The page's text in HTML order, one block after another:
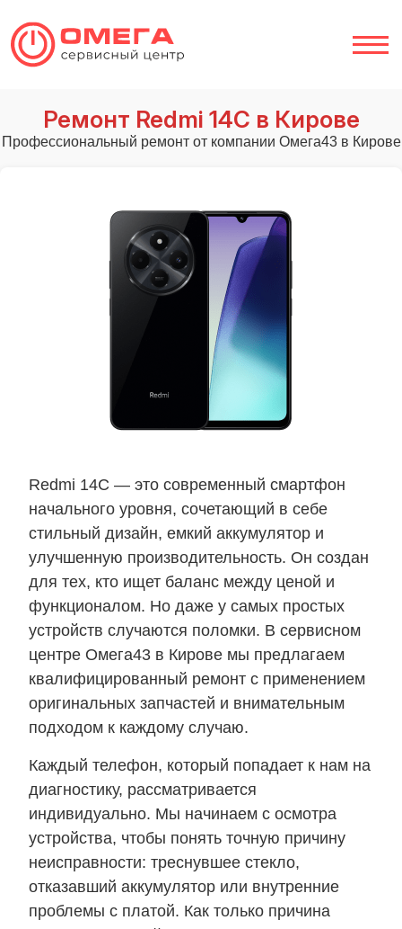
Ремонт Redmi 14C в Кирове
Профессиональный ремонт от компании Омега43 в Кирове
Redmi 14C — это современный смартфон
начального уровня, сочетающий в себе
стильный дизайн, емкий аккумулятор и
улучшенную производительность. Он создан
для тех, кто ищет баланс между ценой и
функционалом. Но даже у самых простых
устройств случаются поломки. В сервисном
центре Омега43 в Кирове мы предлагаем
квалифицированный ремонт с применением
оригинальных запчастей и внимательным
подходом к каждому случаю.
Каждый телефон, который попадает к нам на
диагностику, рассматривается
индивидуально. Мы начинаем с осмотра
устройства, чтобы понять точную причину
неисправности: треснувшее стекло,
отказавший аккумулятор или внутренние
проблемы с платой. Как только причина